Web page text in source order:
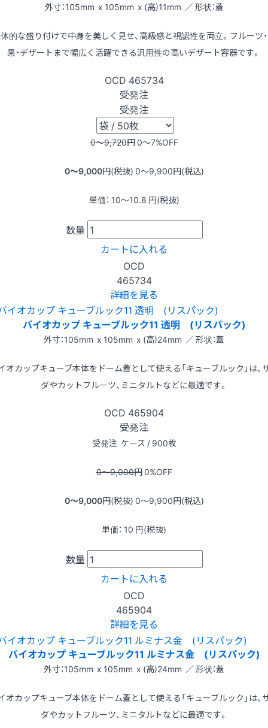
外寸：105mm x 105mm x (高)11mm ／ 形状：蓋
的な盛り付けで中身を美しく見せ、高級感と視認性を両立。フルーツ
果・デザートまで幅広く活躍できる汎用性の高いデザート容器です。
OCD 465734
受発注
受発注
0〜9,720円0〜7%OFF
0〜9,000円(税抜) 0〜9,900円(税込)
単価： 10〜10.8 円(税抜)
数量
カートに入れる
OCD
465734
詳細を見る
バイオカップ キューブルック11 透明 (リスパック)
外寸：105mm x 105mm x (高)24mm ／ 形状：蓋
オカップキューブ本体をドーム蓋として使える「キューブルック」は、
ダやカットフルーツ、ミニタルトなどに最適です。
OCD 465904
受発注
受発注 ケース / 900枚
0〜9,000円0%OFF
0〜9,000円(税抜) 0〜9,900円(税込)
単価： 10 円(税抜)
数量
カートに入れる
OCD
465904
詳細を見る
バイオカップ キューブルック11 ルミナス金 (リスパック)
外寸：105mm x 105mm x (高)24mm ／ 形状：蓋
オカップキューブ本体をドーム蓋として使える「キューブルック」は、
ダやカットフルーツ、ミニタルトなどに最適です。